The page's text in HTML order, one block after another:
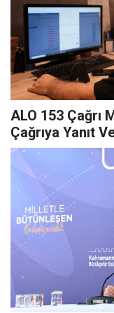
ALO 153 Çağrı
Çağrıya Yanıt